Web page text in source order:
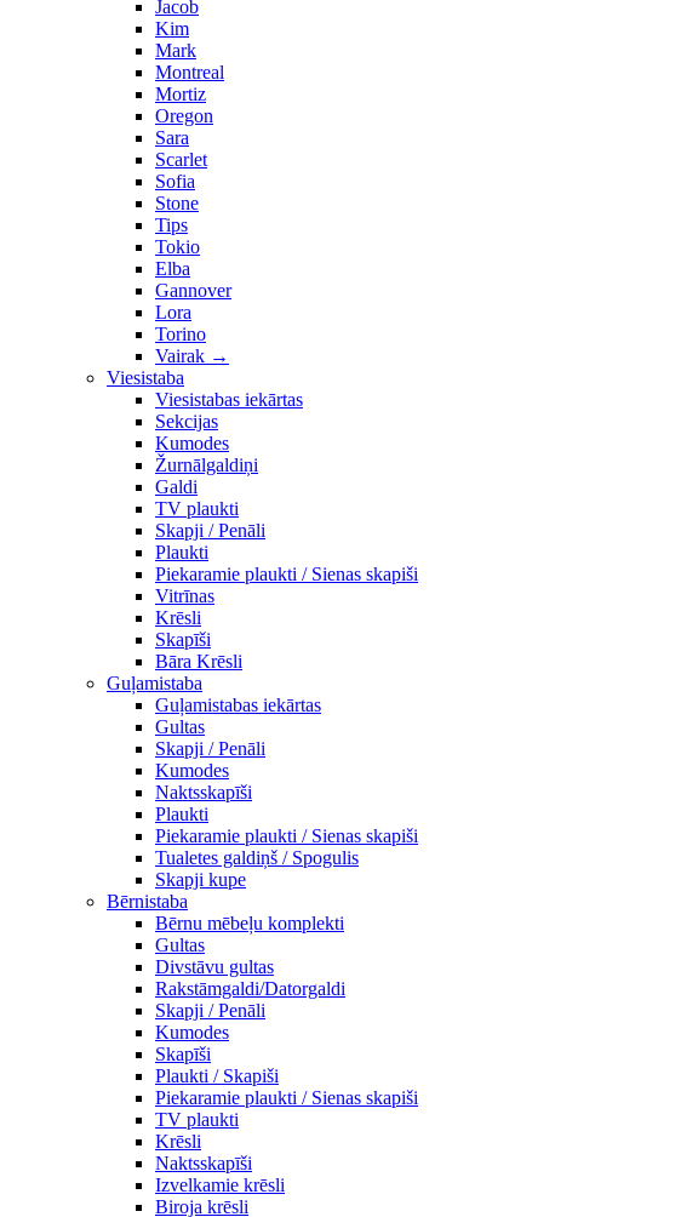
Jacob
Kim
Mark
Montreal
Mortiz
Oregon
Sara
Scarlet
Sofia
Stone
Tips
Tokio
Elba
Gannover
Lora
Torino
Vairak →
Viesistaba
Viesistabas iekārtas
Sekcijas
Kumodes
Žurnālgaldiņi
Galdi
TV plaukti
Skapji / Penāli
Plaukti
Piekaramie plaukti / Sienas skapiši
Vitrīnas
Krēsli
Skapīši
Bāra Krēsli
Guļamistaba
Guļamistabas iekārtas
Gultas
Skapji / Penāli
Kumodes
Naktsskapīši
Plaukti
Piekaramie plaukti / Sienas skapiši
Tualetes galdiņš / Spogulis
Skapji kupe
Bērnistaba
Bērnu mēbeļu komplekti
Gultas
Divstāvu gultas
Rakstāmgaldi/Datorgaldi
Skapji / Penāli
Kumodes
Skapīši
Plaukti / Skapiši
Piekaramie plaukti / Sienas skapiši
TV plaukti
Krēsli
Naktsskapīši
Izvelkamie krēsli
Biroja krēsli